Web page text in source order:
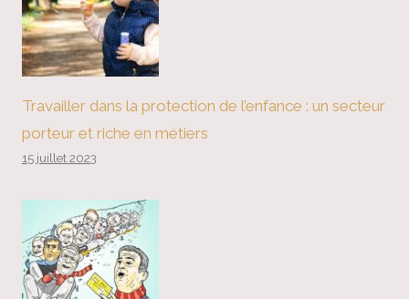
Travailler dans la protection de l’enfance : un secteur
porteur et riche en métiers
15 juillet 2023